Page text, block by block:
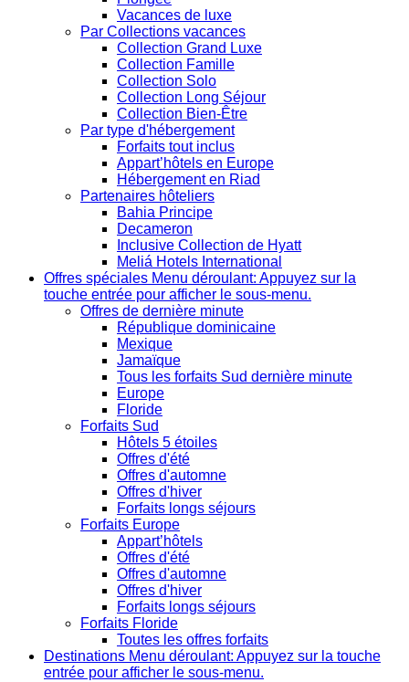
Vacances de luxe
Par Collections vacances
Collection Grand Luxe
Collection Famille
Collection Solo
Collection Long Séjour
Collection Bien-Être
Par type d'hébergement
Forfaits tout inclus
Appart’hôtels en Europe
Hébergement en Riad
Partenaires hôteliers
Bahia Principe
Decameron
Inclusive Collection de Hyatt
Meliá Hotels International
Offres spéciales Menu déroulant: Appuyez sur la
touche entrée pour afficher le sous-menu.
Offres de dernière minute
République dominicaine
Mexique
Jamaïque
Tous les forfaits Sud dernière minute
Europe
Floride
Forfaits Sud
Hôtels 5 étoiles
Offres d'été
Offres d'automne
Offres d'hiver
Forfaits longs séjours
Forfaits Europe
Appart’hôtels
Offres d'été
Offres d'automne
Offres d'hiver
Forfaits longs séjours
Forfaits Floride
Toutes les offres forfaits
Destinations Menu déroulant: Appuyez sur la touche
entrée pour afficher le sous-menu.